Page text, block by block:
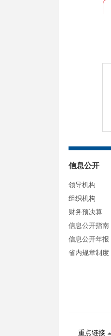
信息公开
领导机构
组织机构
财务预决算
信息公开指南
信息公开年报
省内规章制度
重点链接